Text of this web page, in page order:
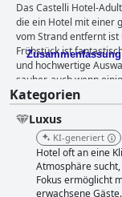
Das Castelli Hotel-
die ein Hotel mit einer
vom Strand entfernt
Frühstück ist
und hochwertige
sauber, auch wenn
Einrichtung und dünne
Sauberkeit mit
Personal ist freundlich
Aufenthalt zu
loben den schönen
Insgesamt ist das
familiengeführtes
Kategorien
Luxus
KI-generiert
Hotel oft an eine
Atmosphäre
Fokus ermöglicht
erwachsene Gäste.